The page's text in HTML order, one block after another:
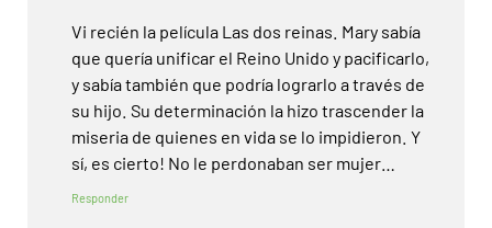
Vi recién la película Las dos reinas. Mary sabía
que quería unificar el Reino Unido y pacificarlo,
y sabía también que podría lograrlo a través de
su hijo. Su determinación la hizo trascender la
miseria de quienes en vida se lo impidieron. Y
sí, es cierto! No le perdonaban ser mujer…
Responder